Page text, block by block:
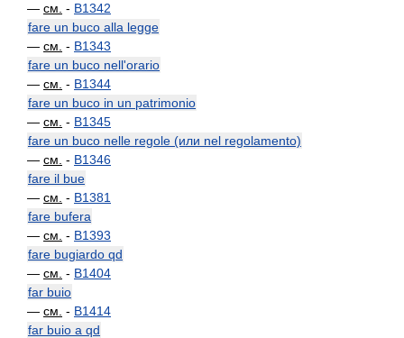
— см. - B1342
fare un buco alla legge
— см. - B1343
fare un buco nell'orario
— см. - B1344
fare un buco in un patrimonio
— см. - B1345
fare un buco nelle regole (или nel regolamento)
— см. - B1346
fare il bue
— см. - B1381
fare bufera
— см. - B1393
fare bugiardo qd
— см. - B1404
far buio
— см. - B1414
far buio a qd